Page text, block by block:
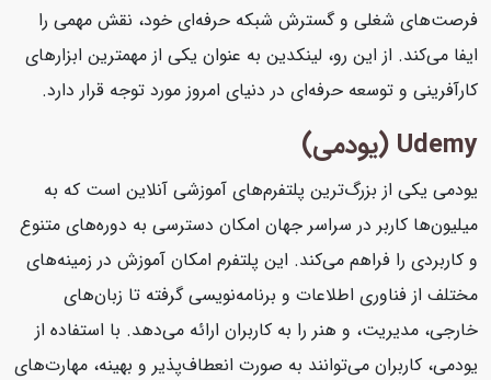
فرصت‌های شغلی و گسترش شبکه حرفه‌ای خود، نقش مهمی را
ایفا می‌کند. از این رو، لینکدین به عنوان یکی از مهمترین ابزارهای
کارآفرینی و توسعه حرفه‌ای در دنیای امروز مورد توجه قرار دارد.
Udemy (یودمی)
یودمی یکی از بزرگ‌ترین پلتفرم‌های آموزشی آنلاین است که به
میلیون‌ها کاربر در سراسر جهان امکان دسترسی به دوره‌های متنوع
و کاربردی را فراهم می‌کند. این پلتفرم امکان آموزش در زمینه‌های
مختلف از فناوری اطلاعات و برنامه‌نویسی گرفته تا زبان‌های
خارجی، مدیریت، و هنر را به کاربران ارائه می‌دهد. با استفاده از
یودمی، کاربران می‌توانند به صورت انعطاف‌پذیر و بهینه، مهارت‌های